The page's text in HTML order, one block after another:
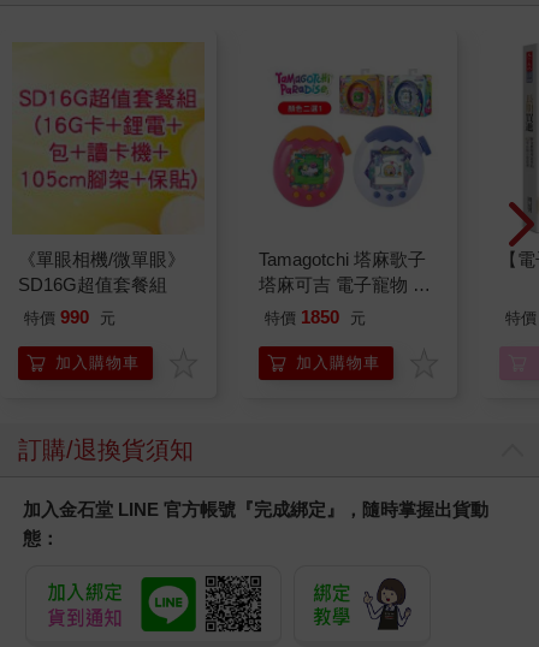
《單眼相機/微單眼》
SD16G超值套餐組
特價 990 元
加入購物車
Tamagotchi 塔麻歌子
塔麻可吉 電子寵物 樂
園系列（熱帶橙果／極
特價 1850 元
加入購物車
【
特價
訂購/退換貨須知
加入金石堂 LINE 官方帳號『完成綁定』，隨時掌握出貨動
態：